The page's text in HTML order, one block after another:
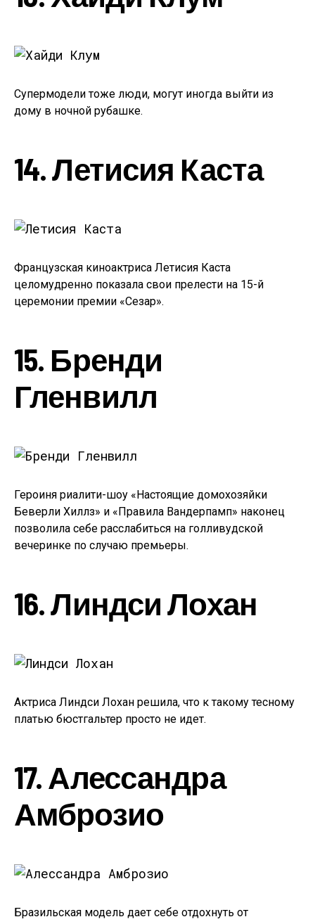
Супермодели тоже люди, могут иногда выйти из
дому в ночной рубашке.
14. Летисия Каста
Французская киноактриса Летисия Каста
целомудренно показала свои прелести на 15-й
церемонии премии «Сезар».
15. Бренди
Гленвилл
Героиня риалити-шоу «Настоящие домохозяйки
Беверли Хиллз» и «Правила Вандерпамп» наконец
позволила себе расслабиться на голливудской
вечеринке по случаю премьеры.
16. Линдси Лохан
Актриса Линдси Лохан решила, что к такому тесному
платью бюстгальтер просто не идет.
17. Алессандра
Амброзио
Бразильская модель дает себе отдохнуть от